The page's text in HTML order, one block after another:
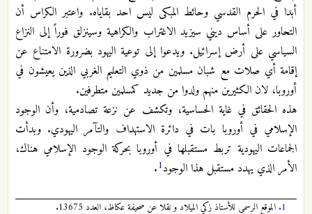
أبدا في الحرم القدسي وحائط المبكى ليس احد بقاياه. واعتبر الكراس أن
التحاور على أساس ديني سيزيد الاغتراب والكراهية وسينزلق فوراً إلى النزاع
السياسي على أرض إسرائيل. ويدعوا إلى توعية اليهود بضرورة الامتناع عن
إقامة أي صلات مع شبان مسلمين من ذوي التعليم الغربي الذين يعيشون في
أوروبا، لان الكثيرين منهم ولدوا من جديد كمسلمين متطرفين.
هذه الحقائق في غاية الحساسية، وتكشف عن نزعة تصادمية، وأن الوجود
الإسلامي في أوروبا بات في دائرة الاستهداف والتآمر اليهودي. وبدأت
الجماعات اليهودية تربط مستقبلها في أوروبا بحركة الوجود الإسلامي هناك،
الأمر الذي يهدد مستقبل هذا الوجود1
.
1. الموقع الرسمي للأستاذ زكي الميلاد و نقلا عن صحيفة عكاظ، العدد 13675.